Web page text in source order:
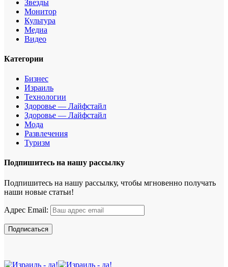
Звезды
Монитор
Культура
Медиа
Видео
Категории
Бизнес
Израиль
Технологии
Здоровье — Лайфстайл
Здоровье — Лайфстайл
Мода
Развлечения
Туризм
Подпишитесь на нашу рассылку
Подпишитесь на нашу рассылку, чтобы мгновенно получать
наши новые статьи!
Адрес Email: